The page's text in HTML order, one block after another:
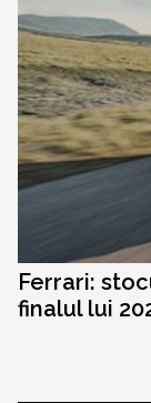
Ferrari:
finalul lui